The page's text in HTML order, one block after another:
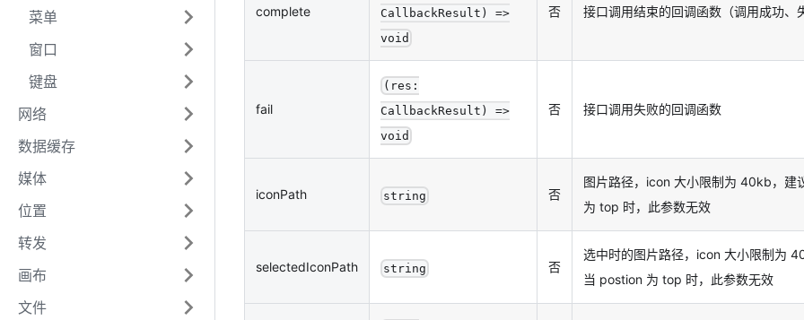
菜单
窗口
键盘
网络
数据缓存
媒体
位置
转发
画布
文件
complete
CallbackResult) =>
void
否 接口调用结束的回调函数（调用成功、
fail
(res:
CallbackResult) =>
void
否 接口调用失败的回调函数
iconPath string 否
图片路径，icon 大小限制为 40kb，
为 top 时，此参数无效
selectedIconPath string 否
选中时的图片路径，icon 大小限制为
当 postion 为 top 时，此参数无效